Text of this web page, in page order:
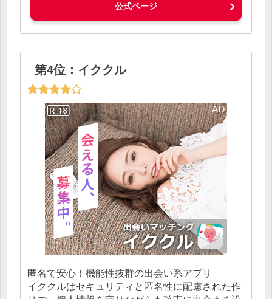
公式ページ
第4位：イククル
匿名で安心！機能性抜群の出会い系アプリ
イククルはセキュリティと匿名性に配慮された作